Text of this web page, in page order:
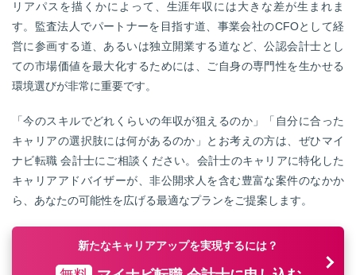
リアパスを描くかによって、生涯年収には大きな差が生まれま
す。監査法人でパートナーを目指す道、事業会社のCFOとして経
営に参画する道、あるいは独立開業する道など、公認会計士とし
ての市場価値を最大化するためには、ご自身の専門性を生かせる
環境選びが非常に重要です。
「今のスキルでどれくらいの年収が狙えるのか」「自分に合った
キャリアの選択肢には何があるのか」とお考えの方は、ぜひマイ
ナビ転職 会計士にご相談ください。会計士のキャリアに特化した
キャリアアドバイザーが、非公開求人を含む豊富な案件のなかか
ら、あなたの可能性を広げる最適なプランをご提案します。
新たなキャリアアップを実現するには？